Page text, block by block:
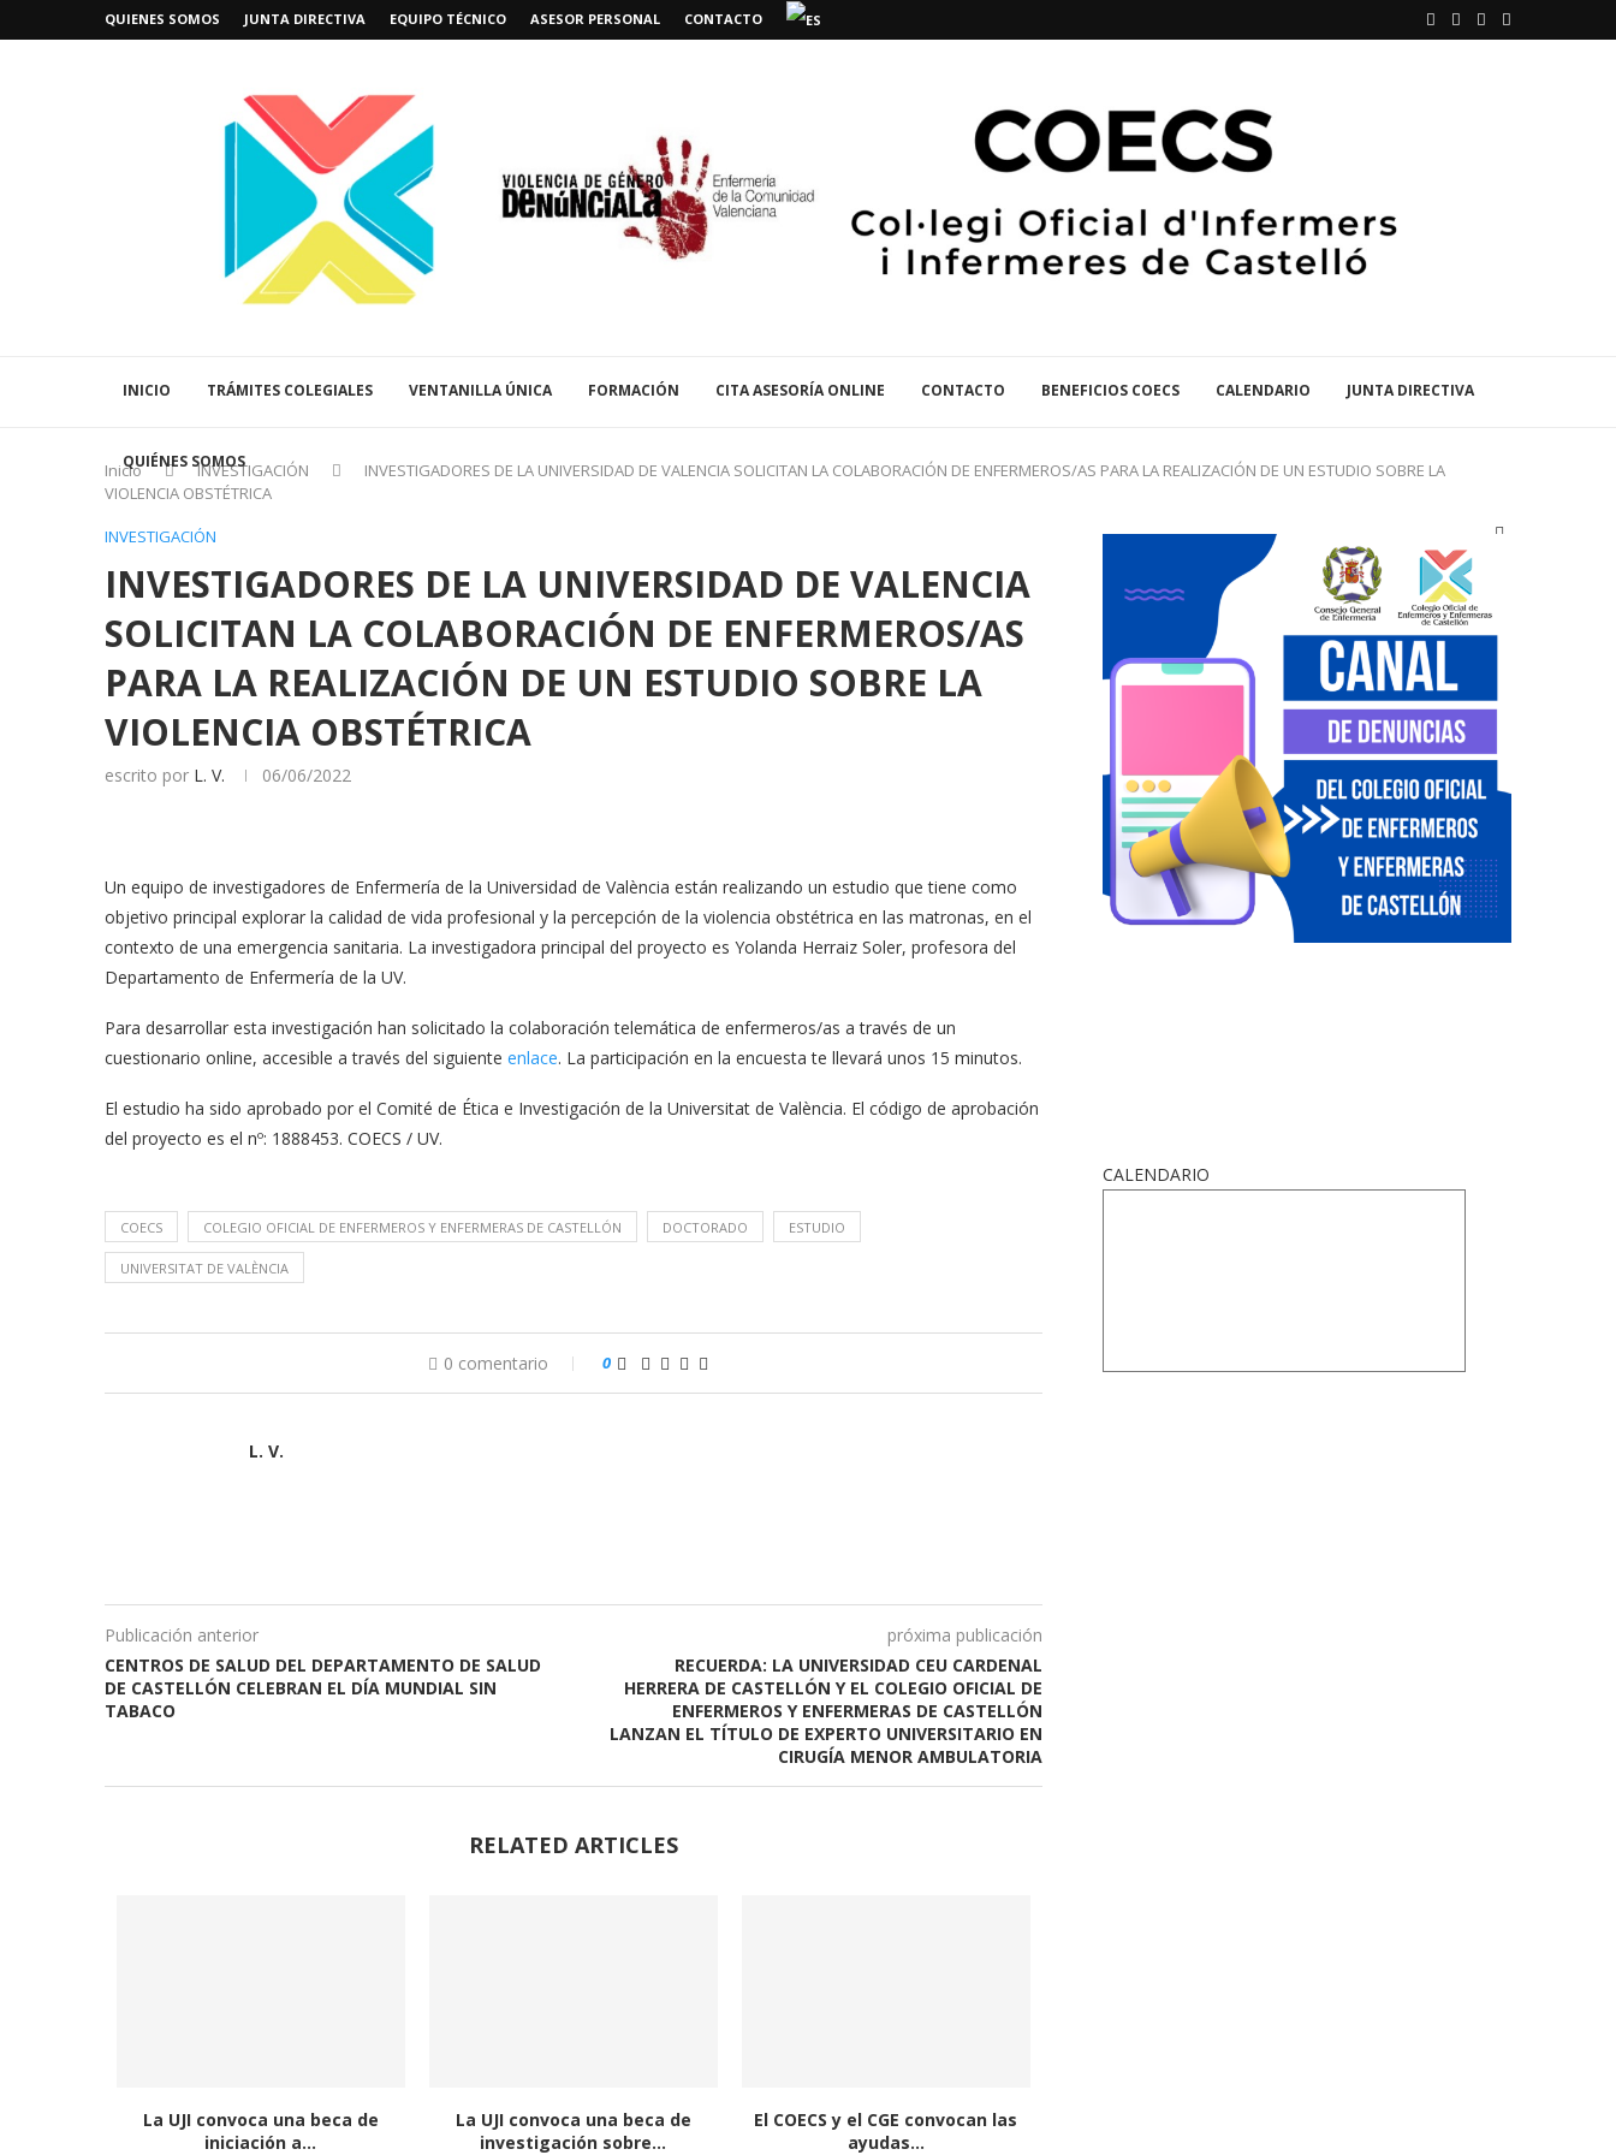
QUIENES SOMOS JUNTA DIRECTIVA EQUIPO TÉCNICO ASESOR PERSONAL CONTACTO
INICIO TRÁMITES COLEGIALES VENTANILLA ÚNICA FORMACIÓN CITA ASESORÍA ONLINE CONTACTO BENEFICIOS COECS CALENDARIO JUNTA DIRECTIVA
QUIÉNES SOMOS
Inicio INVESTIGACIÓN
INVESTIGADORES DE LA UNIVERSIDAD DE VALENCIA SOLICITAN LA COLABORACIÓN DE ENFERMEROS/AS PARA LA REALIZACIÓN DE UN ESTUDIO SOBRE LA
VIOLENCIA OBSTÉTRICA
INVESTIGACIÓN
INVESTIGADORES DE LA UNIVERSIDAD DE VALENCIA
SOLICITAN LA COLABORACIÓN DE ENFERMEROS/AS
PARA LA REALIZACIÓN DE UN ESTUDIO SOBRE LA
VIOLENCIA OBSTÉTRICA
escrito por L. V. 06/06/2022
Un equipo de investigadores de Enfermería de la Universidad de València están realizando un estudio que tiene como
objetivo principal explorar la calidad de vida profesional y la percepción de la violencia obstétrica en las matronas, en el
contexto de una emergencia sanitaria. La investigadora principal del proyecto es Yolanda Herraiz Soler, profesora del
Departamento de Enfermería de la UV.
Para desarrollar esta investigación han solicitado la colaboración telemática de enfermeros/as a través de un
cuestionario online, accesible a través del siguiente enlace. La participación en la encuesta te llevará unos 15 minutos.
El estudio ha sido aprobado por el Comité de Ética e Investigación de la Universitat de València. El código de aprobación
del proyecto es el nº: 1888453. COECS / UV.
COECS COLEGIO OFICIAL DE ENFERMEROS Y ENFERMERAS DE CASTELLÓN DOCTORADO ESTUDIO
UNIVERSITAT DE VALÈNCIA
0 comentario 0
L. V.
Publicación anterior
CENTROS DE SALUD DEL DEPARTAMENTO DE SALUD
DE CASTELLÓN CELEBRAN EL DÍA MUNDIAL SIN
TABACO
próxima publicación
RECUERDA: LA UNIVERSIDAD CEU CARDENAL
HERRERA DE CASTELLÓN Y EL COLEGIO OFICIAL DE
ENFERMEROS Y ENFERMERAS DE CASTELLÓN
LANZAN EL TÍTULO DE EXPERTO UNIVERSITARIO EN
CIRUGÍA MENOR AMBULATORIA
RELATED ARTICLES
La UJI convoca una beca de
iniciación a...
La UJI convoca una beca de
investigación sobre...
El COECS y el CGE convocan las
ayudas...
CALENDARIO